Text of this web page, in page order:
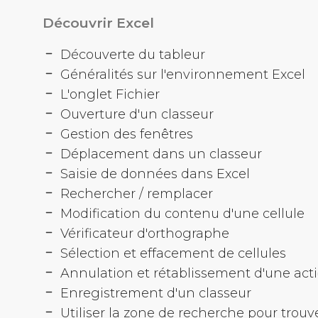
Découvrir Excel
Découverte du tableur
Généralités sur l'environnement Excel
L'onglet Fichier
Ouverture d'un classeur
Gestion des fenêtres
Déplacement dans un classeur
Saisie de données dans Excel
Rechercher / remplacer
Modification du contenu d'une cellule
Vérificateur d'orthographe
Sélection et effacement de cellules
Annulation et rétablissement d'une
Enregistrement d'un classeur
Utiliser la zone de recherche pour